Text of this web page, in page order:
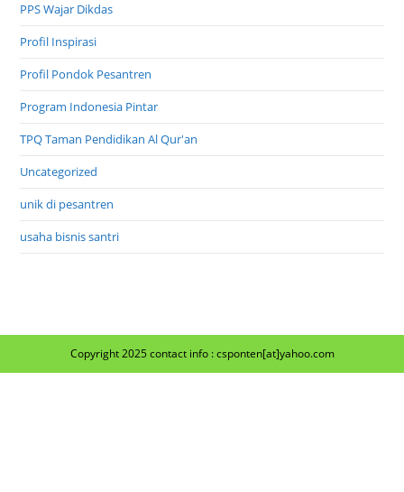
PPS Wajar Dikdas
Profil Inspirasi
Profil Pondok Pesantren
Program Indonesia Pintar
TPQ Taman Pendidikan Al Qur'an
Uncategorized
unik di pesantren
usaha bisnis santri
Copyright 2025 contact info : csponten[at]yahoo.com